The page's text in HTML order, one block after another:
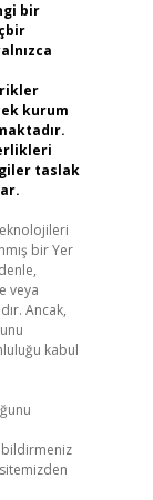
bir
kurum
taslak
bir Yer
veya
Ancak,
kabul